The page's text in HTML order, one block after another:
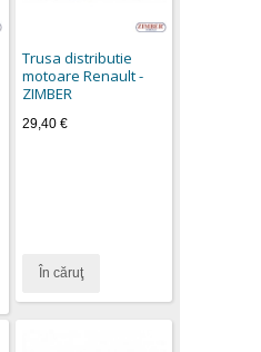
Trusa distributie
motoare Renault -
ZIMBER
29,40 €
În căruţ